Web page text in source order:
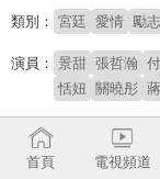
類別： 宮廷 愛情 勵志
演員： 景甜 張哲瀚
恬妞
關曉彤
導演： 朱銳斌
# 新疆美女
首頁 電視頻道